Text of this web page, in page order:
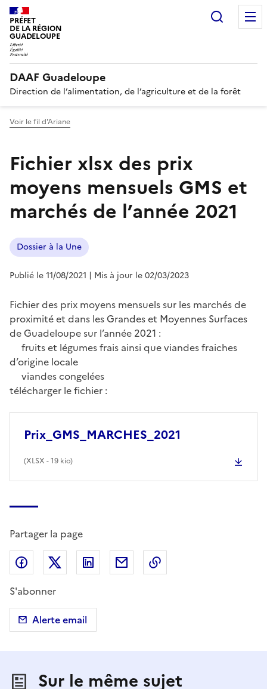
PRÉFET
DE LA RÉGION
GUADELOUPE
DAAF Guadeloupe
Direction de l’alimentation, de l’agriculture et de la forêt
Voir le fil d'Ariane
Fichier xlsx des prix
moyens mensuels GMS et
marchés de l’année 2021
Dossier à la Une
Publié le 11/08/2021 | Mis à jour le 02/03/2023
Fichier des prix moyens mensuels sur les marchés de
proximité et dans les Grandes et Moyennes Surfaces
de Guadeloupe sur l’année 2021 :
fruits et légumes frais ainsi que viandes fraiches
d’origine locale
viandes congelées
télécharger le fichier :
Prix_GMS_MARCHES_2021
(XLSX - 19 kio)
Partager la page
Partager sur Facebook
Partager sur X (anciennement Twitter)
Partager sur LinkedIn
Partager par email
S'abonner
Alerte email
Sur le même sujet